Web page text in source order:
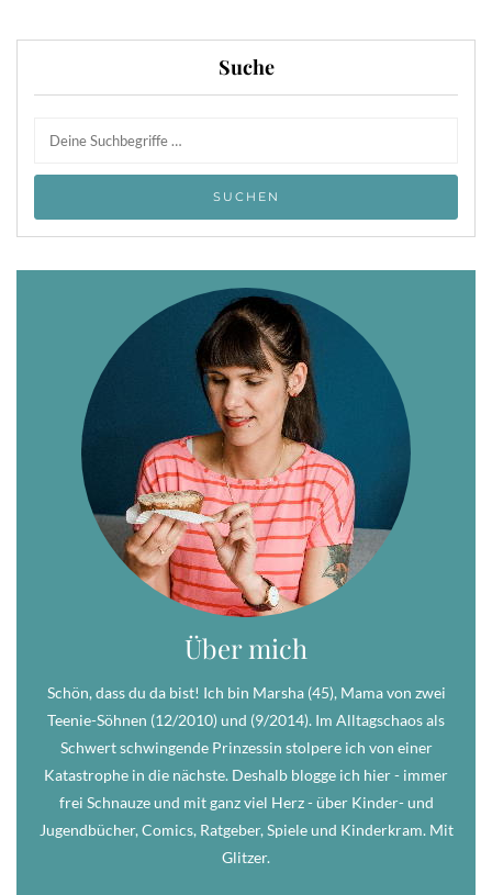
Suche
Über mich
Schön, dass du da bist! Ich bin Marsha (45), Mama von zwei
Teenie-Söhnen (12/2010) und (9/2014). Im Alltagschaos als
Schwert schwingende Prinzessin stolpere ich von einer
Katastrophe in die nächste. Deshalb blogge ich hier - immer
frei Schnauze und mit ganz viel Herz - über Kinder- und
Jugendbücher, Comics, Ratgeber, Spiele und Kinderkram. Mit
Glitzer.